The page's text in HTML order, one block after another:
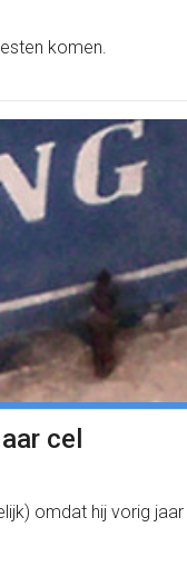
komen.
cel
omdat hij vorig